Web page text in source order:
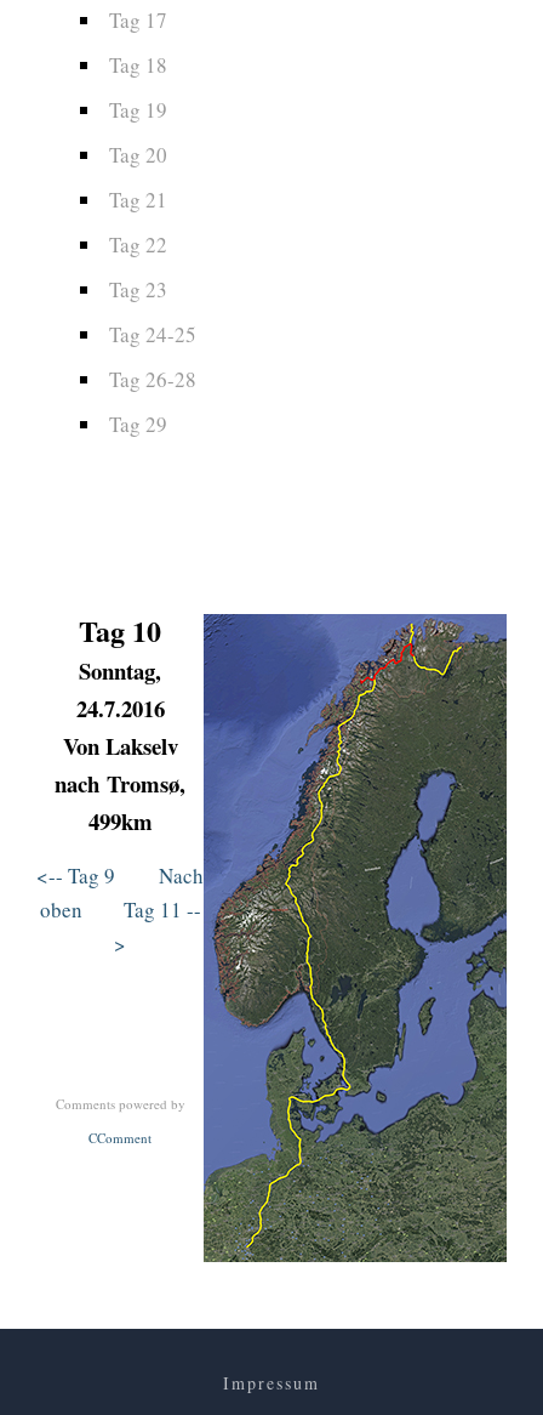
Tag 17
Tag 18
Tag 19
Tag 20
Tag 21
Tag 22
Tag 23
Tag 24-25
Tag 26-28
Tag 29
Tag 10
Sonntag,
24.7.2016
VonLakselv
nach Tromsø,
499km
<-- Tag 9
Nach
oben
Tag 11 --
>
Comments powered by
CComment
Impressum